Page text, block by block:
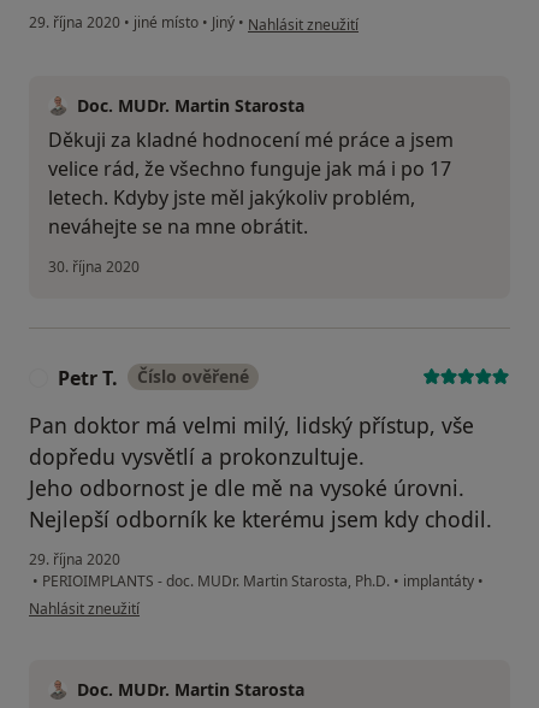
29. října 2020 • jiné místo • Jiný • podle názoru uživatele Váš účet byl
Nahlásit zneužití
Doc. MUDr. Martin Starosta
Děkuji za kladné hodnocení mé práce a jsem
velice rád, že všechno funguje jak má i po 17
letech. Kdyby jste měl jakýkoliv problém,
neváhejte se na mne obrátit.
30. října 2020
Petr T. Číslo ověřené
Pan doktor má velmi milý, lidský přístup, vše
dopředu vysvětlí a prokonzultuje.
Jeho odbornost je dle mě na vysoké úrovni.
Nejlepší odborník ke kterému jsem kdy chodil.
29. října 2020
• PERIOIMPLANTS - doc. MUDr. Martin Starosta, Ph.D. • implantáty •
podle názoru uživatele Petr T.
Nahlásit zneužití
Doc. MUDr. Martin Starosta